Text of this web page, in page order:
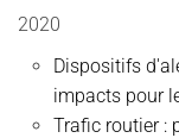
2020
Dispositifs
impacts pour
Trafic routier :